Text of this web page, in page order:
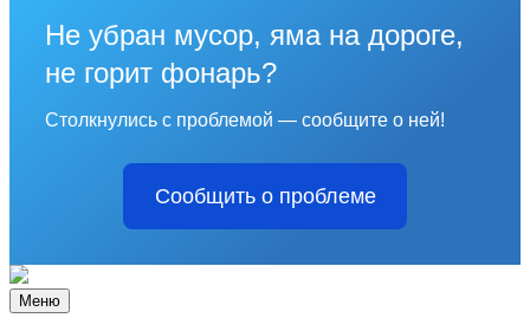
Не убран мусор, яма на дороге,
не горит фонарь?
Столкнулись с проблемой — сообщите о ней!
Сообщить о проблеме
Меню